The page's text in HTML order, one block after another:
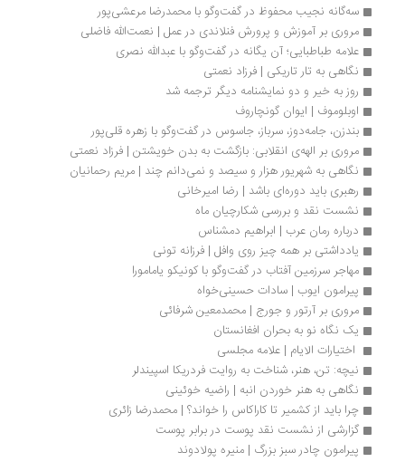
سه‌گانه نجیب محفوظ در گفت‌وگو با محمدرضا مرعشی‌پور
مروری بر آموزش و پرورش فنلاندی در عمل | نعمت‌الله فاضلی
علامه طباطبایی؛ آن یگانه در گفت‌وگو با عبدالله نصری
نگاهی به تار تاریکی | فرزاد نعمتی
روز به خیر و دو نمایشنامه دیگر ترجمه شد
اوبلوموف | ایوان گونچاروف
بندزن، جامه‌دوز، سرباز، جاسوس در گفت‌وگو با زهره قلی‌پور
مروری بر الهه‌ی انقلابی: بازگشت به بدن خویشتن | فرزاد نعمتی
نگاهی به شهریور هزار و سیصد و نمی‌دانم چند | مریم رحمانیان
رهبری باید دوره‌ای باشد | رضا امیرخانی
نشست نقد و بررسی شکارچیان ماه
درباره رمان عرب | ابراهيم دمشناس
یادداشتی بر همه ‌چیز روی وافل | فرزانه تونی
مهاجر سرزمین آفتاب در گفت‌وگو با کونیکو یامامورا
پیرامون ایوب | سادات حسینی‌خواه
مروری بر آرتور و جورج | محمدمعین شرفائی
یک نگاه نو به بحران افغانستان
اختیارات الایام | علامه مجلسی
نیچه: تن، هنر، شناخت به روایت فردریکا اسپیندلر
نگاهی به هنر خوردن انبه | راضیه خوئینی
چرا بايد از کشمیر تا کاراکاس را خواند؟ | محمدرضا زائری
گزارشی از نشست نقد پوست در برابر پوست
پیرامون چادر سبز بزرگ | منیره پولادوند